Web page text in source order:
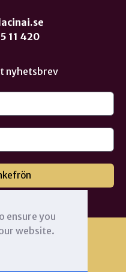
ensure you
website.
11 420
nyhetsbrev